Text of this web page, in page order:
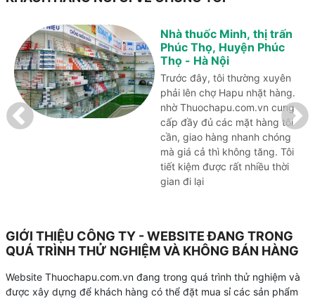
Nhà thuốc Minh, thị trấn
Phúc Thọ, Huyện Phúc
Thọ - Hà Nội
Trước đây, tôi thường xuyên
phải lên chợ Hapu nhặt hàng.
nhờ Thuochapu.com.vn cung
cấp đầy đủ các mặt hàng tôi
cần, giao hàng nhanh chóng
mà giá cả thì không tăng. Tôi
tiết kiệm được rất nhiều thời
gian đi lại
GIỚI THIỆU CÔNG TY - WEBSITE ĐANG TRONG
QUÁ TRÌNH THỬ NGHIỆM VÀ KHÔNG BÁN HÀNG
Website Thuochapu.com.vn đang trong quá trình thử nghiệm và
được xây dựng để khách hàng có thể đặt mua sỉ các sản phẩm